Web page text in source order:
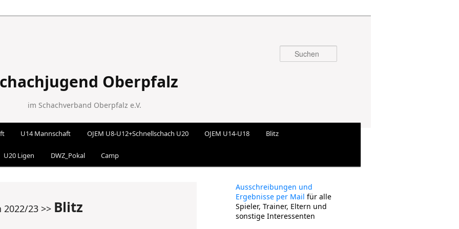
Oberpfalz
im Schachverband Oberpfalz e.V.
Suchen
U14 Mannschaft OJEM U8-U12+Schnellschach U20 OJEM U14-U18 Blitz
U20 Ligen DWZ_Pokal Camp
2022/23 >> Blitz
Ausschreibungen und
Ergebnisse per Mail für alle
Spieler, Trainer, Eltern und
sonstige Interessenten